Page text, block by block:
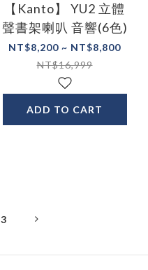
【Kanto】 YU2 立體
聲書架喇叭 音響(6色)
NT$8,200 ~ NT$8,800
NT$16,999
ADD TO CART
3